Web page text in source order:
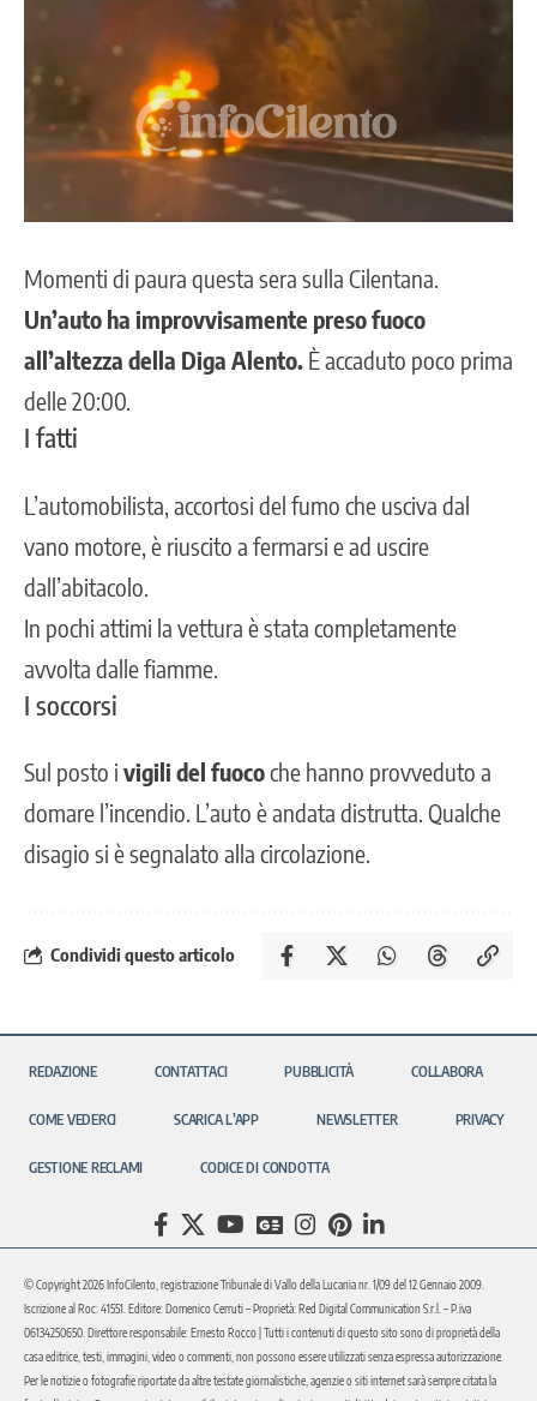
Momenti di paura questa sera sulla Cilentana.
Un’auto ha improvvisamente preso fuoco
all’altezza della Diga Alento. È accaduto poco prima
delle 20:00.
I fatti
L’automobilista, accortosi del fumo che usciva dal
vano motore, è riuscito a fermarsi e ad uscire
dall’abitacolo.
In pochi attimi la vettura è stata completamente
avvolta dalle fiamme.
I soccorsi
Sul posto i vigili del fuocoche hanno provveduto a
domare l’incendio. L’auto è andata distrutta. Qualche
disagio si è segnalato alla circolazione.
Condividi questo articolo
REDAZIONE CONTATTACI PUBBLICITÀ COLLABORA
COME VEDERCI SCARICA L’APP NEWSLETTER PRIVACY
GESTIONE RECLAMI CODICE DI CONDOTTA
© Copyright 2026 InfoCilento, registrazione Tribunale di Vallo della Lucania nr. 1/09 del 12 Gennaio 2009.
Iscrizione al Roc: 41551. Editore: Domenico Cerruti – Proprietà: Red Digital Communication S.r.l. – P.iva
06134250650. Direttore responsabile: Ernesto Rocco | Tutti i contenuti di questo sito sono di proprietà della
casa editrice, testi, immagini, video o commenti, non possono essere utilizzati senza espressa autorizzazione.
Per le notizie o fotografie riportate da altre testate giornalistiche, agenzie o siti internet sarà sempre citata la